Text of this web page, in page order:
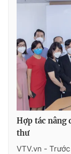
Hợp tác nâng
thư
VTV.vn -